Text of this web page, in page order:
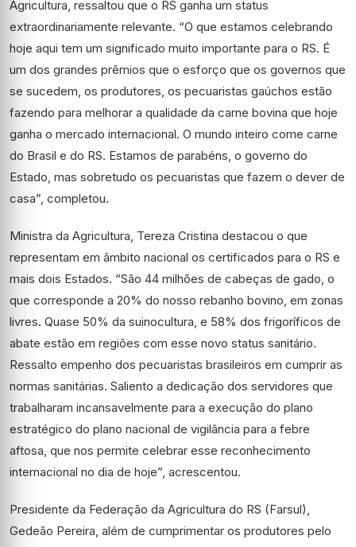
Agricultura, ressaltou que o RS ganha um status
extraordinariamente relevante. “O que estamos celebrando
hoje aqui tem um significado muito importante para o RS. É
um dos grandes prêmios que o esforço que os governos que
se sucedem, os produtores, os pecuaristas gaúchos estão
fazendo para melhorar a qualidade da carne bovina que hoje
ganha o mercado internacional. O mundo inteiro come carne
do Brasil e do RS. Estamos de parabéns, o governo do
Estado, mas sobretudo os pecuaristas que fazem o dever de
casa”, completou.
Ministra da Agricultura, Tereza Cristina destacou o que
representam em âmbito nacional os certificados para o RS e
mais dois Estados. “São 44 milhões de cabeças de gado, o
que corresponde a 20% do nosso rebanho bovino, em zonas
livres. Quase 50% da suinocultura, e 58% dos frigoríficos de
abate estão em regiões com esse novo status sanitário.
Ressalto empenho dos pecuaristas brasileiros em cumprir as
normas sanitárias. Saliento a dedicação dos servidores que
trabalharam incansavelmente para a execução do plano
estratégico do plano nacional de vigilância para a febre
aftosa, que nos permite celebrar esse reconhecimento
internacional no dia de hoje”, acrescentou.
Presidente da Federação da Agricultura do RS (Farsul),
Gedeão Pereira, além de cumprimentar os produtores pelo